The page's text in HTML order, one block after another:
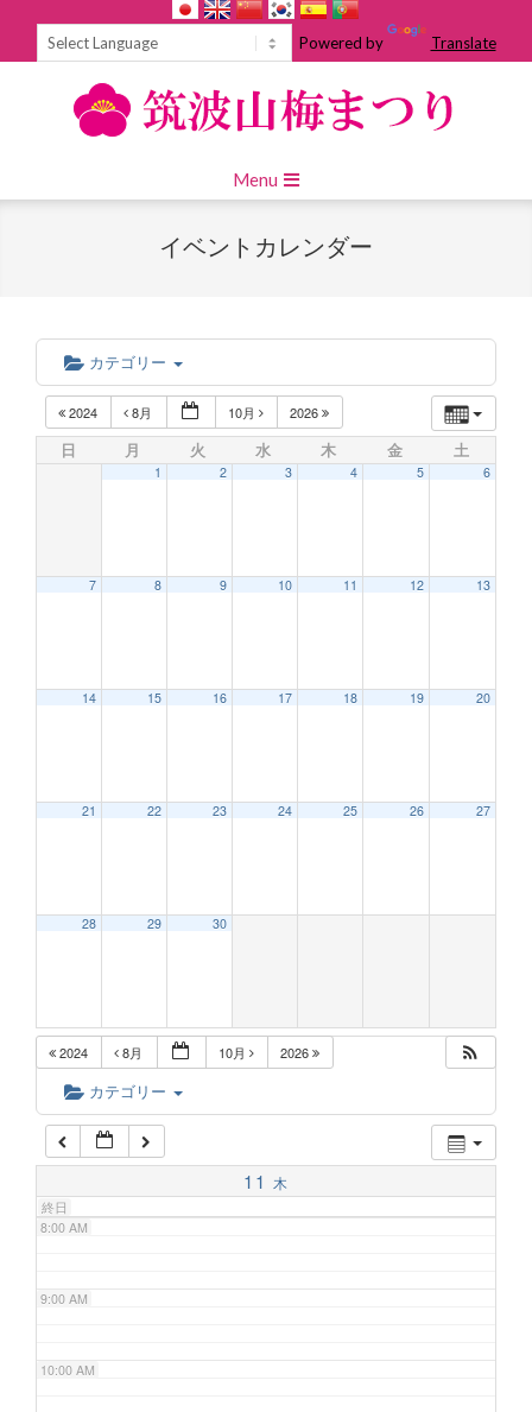
Powered by Translate
Navigation
Menu
イベントカレンダー
カテゴリー
2024 8月 10月 2026
日 月 火 水 木 金 土
1 2 3 4 5 6
7 8 9 10 11 12 13
14 15 16 17 18 19 20
21 22 23 24 25 26 27
28 29 30
2024 8月 10月 2026
カテゴリー
11 木
終日
2:00 AM
6:00 AM
7:00 AM
8:00 AM
9:00 AM
10:00 AM